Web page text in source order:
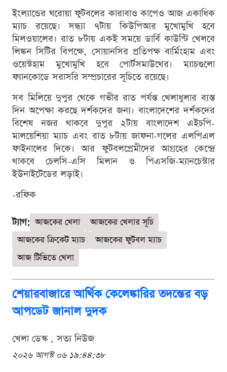
ইংল্যান্ডের ঘরোয়া ফুটবলের কারাবাও কাপেও আজ একাধিক
ম্যাচ রয়েছে। সন্ধ্যা ৭টায় কিউপিআর মুখোমুখি হবে
মিলওয়ালের। রাত ৮টায় একই সময়ে ডার্বি কাউন্টি খেলবে
লিঙ্কন সিটির বিপক্ষে, সোয়ানসির প্রতিপক্ষ বার্মিংহাম এবং
ওয়েস্টহাম মুখোমুখি হবে পোর্টসমাউথের। ম্যাচগুলো
ফ্যানকোডে সরাসরি সম্প্রচারের সূচিতে রয়েছে।
সব মিলিয়ে দুপুর থেকে গভীর রাত পর্যন্ত খেলাধুলার ব্যস্ত
দিন অপেক্ষা করছে দর্শকদের জন্য। বাংলাদেশের দর্শকদের
বিশেষ নজর থাকবে দুপুর ২টায় বাংলাদেশ এইচপি-
মালয়েশিয়া ম্যাচ এবং রাত ৮টায় জাফনা-গলের এলপিএল
ফাইনালের দিকে। আর ফুটবলপ্রেমীদের আগ্রহের কেন্দ্রে
থাকবে চেলসি-এসি মিলান ও পিএসজি-ম্যানচেস্টার
ইউনাইটেডের লড়াই।
-রফিক
ট্যাগ: আজকের খেলা
আজকের খেলার সূচি
আজকের ক্রিকেট ম্যাচ
আজকের ফুটবল ম্যাচ
আজ টিভিতে খেলা
শেয়ারবাজারে আর্থিক কেলেঙ্কারির তদন্তের বড়
আপডেট জানাল দুদক
খেলা ডেস্ক . সত্য নিউজ
২০২৬ আগস্ট ০৬ ১৯:৪৪:৩৮